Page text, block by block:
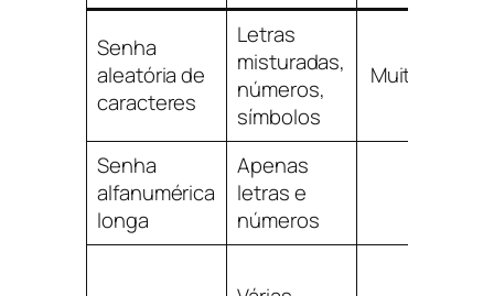
Senha
aleatória de
caracteres
Letras
misturadas,
números,
símbolos
Muito alta
Senha
alfanumérica
longa
Apenas
letras e
números